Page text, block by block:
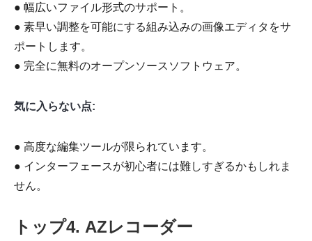
● 幅広いファイル形式のサポート。
● 素早い調整を可能にする組み込みの画像エディタをサ
ポートします。
● 完全に無料のオープンソースソフトウェア。
気に入らない点:
● 高度な編集ツールが限られています。
● インターフェースが初心者には難しすぎるかもしれま
せん。
トップ4. AZレコーダー